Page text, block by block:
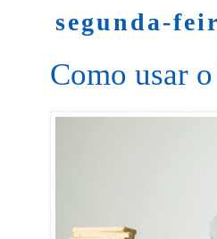
segunda-
Como usar